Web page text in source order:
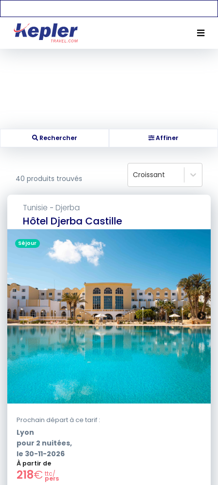
Rechercher Affiner
40 produits trouvés Croissant
Hôtel Djerba Castille
Tunisie - Djerba
Séjour
Prochain départ à ce tarif :
Lyon
pour 2 nuitées,
le 30-11-2026
À partir de
218€ ttc/
pers